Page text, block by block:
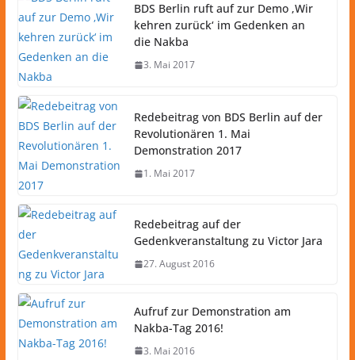
BDS Berlin ruft auf zur Demo ‚Wir
kehren zurück‘ im Gedenken an
die Nakba
3. Mai 2017
Redebeitrag von BDS Berlin auf der
Revolutionären 1. Mai
Demonstration 2017
1. Mai 2017
Redebeitrag auf der
Gedenkveranstaltung zu Victor Jara
27. August 2016
Aufruf zur Demonstration am
Nakba-Tag 2016!
3. Mai 2016